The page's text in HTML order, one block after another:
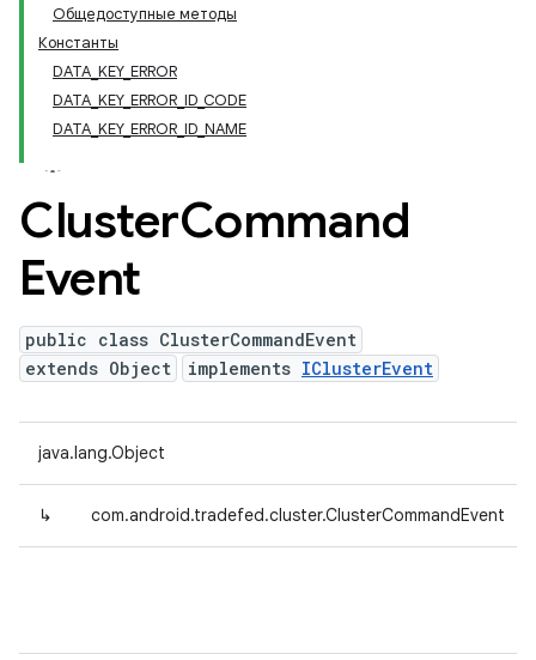
Общедоступные методы
Константы
DATA_KEY_ERROR
DATA_KEY_ERROR_ID_CODE
DATA_KEY_ERROR_ID_NAME
ClusterCommand
Event
public class ClusterCommandEvent
extends Object
implements IClusterEvent
java.lang.Object
↳ com.android.tradefed.cluster.ClusterCommandEvent